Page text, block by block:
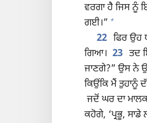
ਵਰਗਾ ਹੈ ਜਿਸ ਨੂੰ
ਗਈ।” +
22 ਫਿਰ ਉਹ
ਗਿਆ। 23 ਤਦ
ਜਾਣਗੇ?” ਉਸ ਨੇ
ਕਿਉਂਕਿ ਮੈਂ ਤੁਹਾਨੂੰ
ਜਦੋਂ ਘਰ ਦਾ
ਕਹੋਗੇ, ‘ਪ੍ਰਭੂ, ਸਾਡੇ